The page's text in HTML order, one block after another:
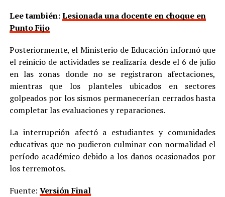
Lee también:Lesionada una docente en choque en
Punto Fijo
Posteriormente, el Ministerio de Educación informó que
el reinicio de actividades se realizaría desde el 6 de julio
en las zonas donde no se registraron afectaciones,
mientras que los planteles ubicados en sectores
golpeados por los sismos permanecerían cerrados hasta
completar las evaluaciones y reparaciones.
La interrupción afectó a estudiantes y comunidades
educativas que no pudieron culminar con normalidad el
período académico debido a los daños ocasionados por
los terremotos.
Fuente: Versión Final